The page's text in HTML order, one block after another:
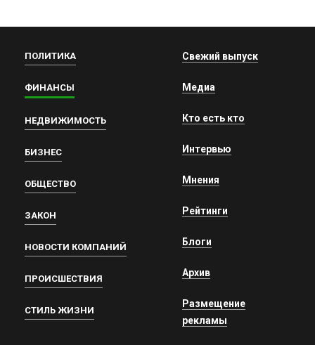
ПОЛИТИКА
ФИНАНСЫ
НЕДВИЖИМОСТЬ
БИЗНЕС
ОБЩЕСТВО
ЗАКОН
НОВОСТИ КОМПАНИЙ
ПРОИСШЕСТВИЯ
СТИЛЬ ЖИЗНИ
Свежий выпуск
Медиа
Кто есть кто
Интервью
Мнения
Рейтинги
Блоги
Архив
Размещение
рекламы